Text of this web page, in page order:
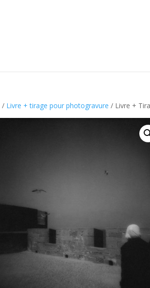
/ Livre + tirage pour photogravure / Livre +